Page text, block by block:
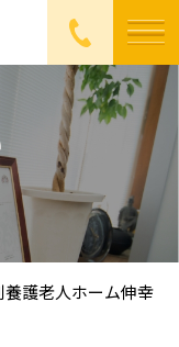
養護老人ホーム伸幸